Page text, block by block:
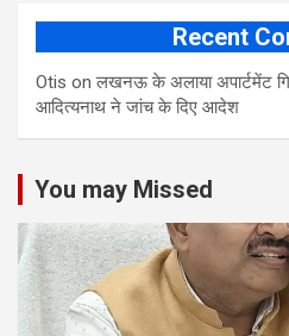
Recent
Otis onलखनऊ के अलाया अपार्टमेंट
आद‍ित्‍यनाथ ने जांच के द‍िए आदेश
You may Missed